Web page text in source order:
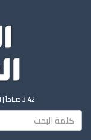
3:42 صباحاً |